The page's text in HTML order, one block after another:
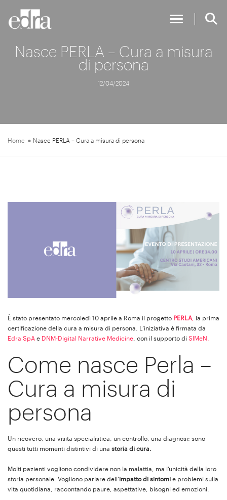
Toggle
Nasce PERLA – Cura a misura
di persona
12/04/2024
Home Nasce PERLA – Cura a misura di persona
È stato presentato mercoledì 10 aprile a Roma il progetto PERLA, la prima
certificazione della cura a misura di persona. L’iniziativa è firmata da
Edra SpA e DNM-Digital Narrative Medicine, con il supporto di SIMeN.
Come nasce Perla –
Cura a misura di
persona
Un ricovero, una visita specialistica, un controllo, una diagnosi: sono
questi tutti momenti distintivi di una storia di cura.
Molti pazienti vogliono condividere non la malattia, ma l’unicità della loro
storia personale. Vogliono parlare dell’impatto di sintomi e problemi sulla
vita quotidiana, raccontando paure, aspettative, bisogni ed emozioni.